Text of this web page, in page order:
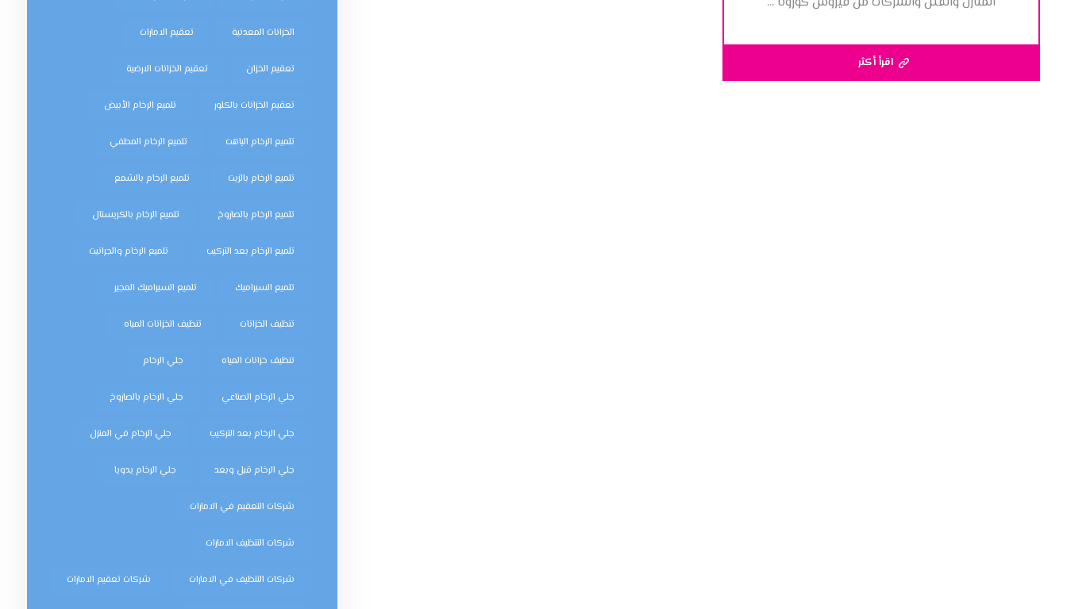
اقرأ أكثر
الخزانات المعدنية تعقيم الامارات
تعقيم الخزان تعقيم الخزانات الارضية
تعقيم الخزانات بالكلور تلميع الرخام الأبيض
تلميع الرخام الباهت تلميع الرخام المطفي
تلميع الرخام بالزيت تلميع الرخام بالشمع
تلميع الرخام بالصاروخ تلميع الرخام بالكريستال
تلميع الرخام بعد التركيب تلميع الرخام والجرانيت
تلميع السيراميك تلميع السيراميك المجير
تنظيف الخزانات تنظيف الخزانات المياه
تنظيف خزانات المياه جلي الرخام
جلي الرخام الصناعي جلي الرخام بالصاروخ
جلي الرخام بعد التركيب جلي الرخام في المنزل
جلي الرخام قبل وبعد جلي الرخام يدويا
شركات التعقيم في الامارات
شركات التنظيف الامارات
شركات التنظيف في الامارات شركات تعقيم الامارات